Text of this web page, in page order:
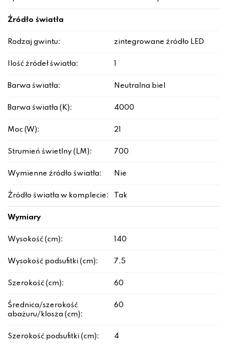
Źródło światła
Rodzaj gwintu: zintegrowane źródło LED
Ilość źródeł światła:
Barwa światła: Neutralna biel
Barwa światła (K): 4000
Moc (W): 21
Strumień świetlny (LM): 700
Wymienne źródło światła: Nie
Źródło światła w komplecie: Tak
Wymiary
Wysokość (cm): 140
Wysokość podsufitki (cm): 7.5
Szerokość (cm): 60
Średnica/szerokość
abażuru/klosza (cm):
60
Szerokość podsufitki (cm): 4